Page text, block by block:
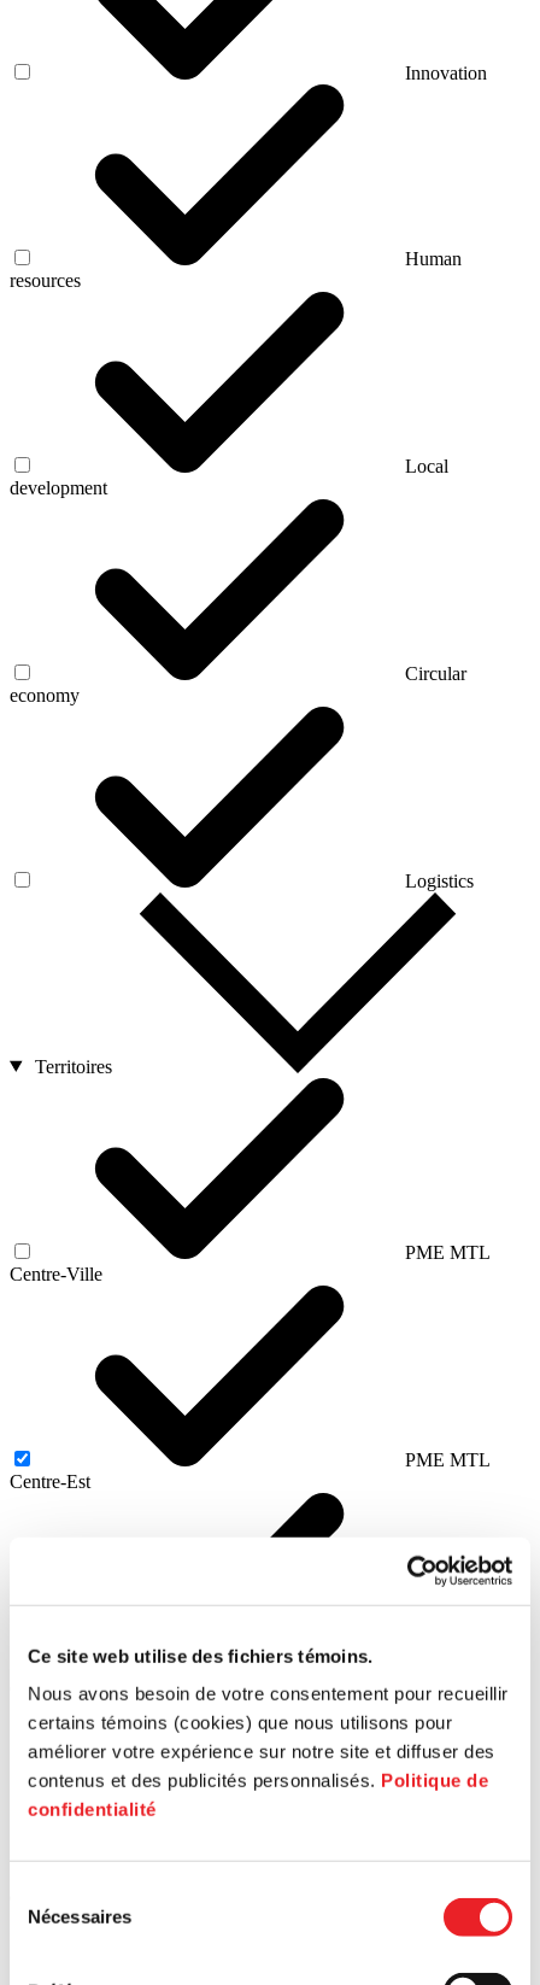
Ce site web utilise des fichiers témoins.
Nous avons besoin de votre consentement pour recueillir
certains témoins (cookies) que nous utilisons pour
améliorer votre expérience sur notre site et diffuser des
contenus et des publicités personnalisés. Politique de
confidentialité
Nécessaires
Innovation
Human
resources
Local
development
Circular
economy
Logistics
Territoires
PME MTL
Centre-Ville
PME MTL
Centre-Est
Centre-Ouest